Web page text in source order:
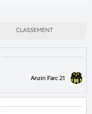
CLASSEMENT
Anzin Farc 21